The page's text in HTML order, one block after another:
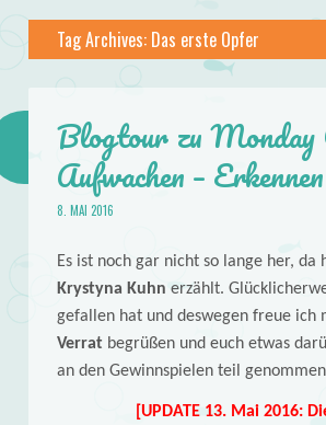
Books
Tag Archives: Das erste Opfer
Blogtour zu Monday
Aufwachen –
8. MAI 2016
Es ist noch gar nicht so lange her,
Krystyna Kuhn erzählt.
gefallen hat und deswegen freue ich
Verrat begrüßen und euch etwas
an den Gewinnspielen teil
[UPDATE 13. Mai 2016: